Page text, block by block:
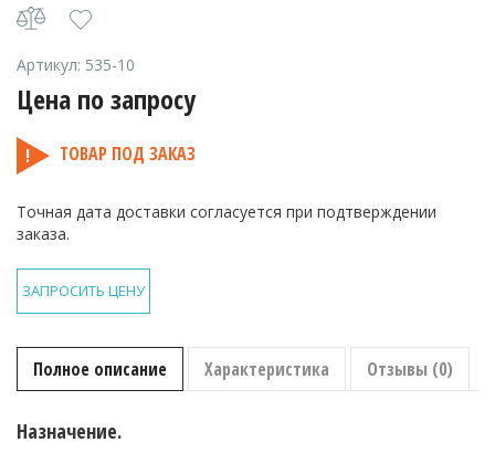
Артикул: 535-10
Цена по запросу
ТОВАР ПОД ЗАКАЗ
Точная дата доставки согласуется при подтверждении
заказа.
ЗАПРОСИТЬ ЦЕНУ
Полное описание Характеристика Отзывы (0)
Назначение.